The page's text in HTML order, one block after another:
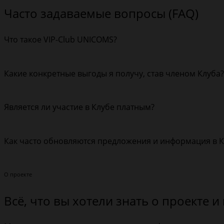
Часто задаваемые вопросы (FAQ)
Что такое VIP-Club UNICOMS?
скидкам, бонусам и другим программам лояльности с
Какие конкретные выгоды я получу, став членом Клуба?
также к предложениям для увеличения личного
Является ли участие в Клубе платным?
Как часто обновляются предложения и информация в
Мы стремимся регулярно обновлять контент, акции
О проекте
Всё, что вы хотели знать о проекте и